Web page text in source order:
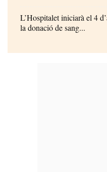
L’Hospitalet iniciarà el 4
la donació de sang...